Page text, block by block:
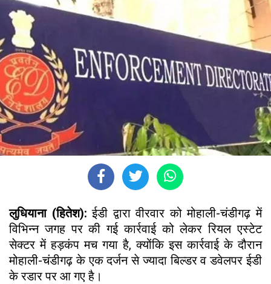
लुधियाना (हितेश):ईडी द्वारा वीरवार को मोहाली-चंडीगढ़ में
विभिन्न जगह पर की गई कार्रवाई को लेकर रियल एस्टेट
सेक्टर में हड़कंप मच गया है, क्योंकि इस कार्रवाई के दौरान
मोहाली-चंडीगढ़ के एक दर्जन से ज्यादा बिल्डर व डवेलपर ईडी
के रडार पर आ गए है।